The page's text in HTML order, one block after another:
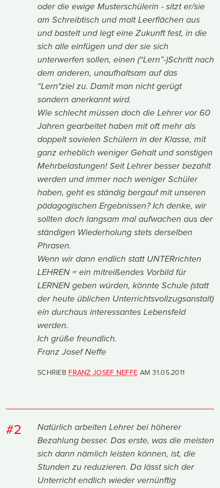
oder die ewige Musterschülerin - sitzt er/sie
am Schreibtisch und malt Leerflächen aus
und bastelt und legt eine Zukunft fest, in die
sich alle einfügen und der sie sich
unterwerfen sollen, einen (“Lern”-)Schritt nach
dem anderen, unaufhaltsam auf das
“Lern"ziel zu. Damit man nicht gerügt
sondern anerkannt wird.
Wie schlecht müssen doch die Lehrer vor 60
Jahren gearbeitet haben mit oft mehr als
doppelt sovielen Schülern in der Klasse, mit
ganz erheblich weniger Gehalt und sonstigen
Mehrbelastungen! Seit Lehrer besser bezahlt
werden und immer noch weniger Schüler
haben, geht es ständig bergauf mit unseren
pädagogischen Ergebnissen? Ich denke, wir
sollten doch langsam mal aufwachen aus der
ständigen Wiederholung stets derselben
Phrasen.
Wenn wir dann endlich statt UNTERrichten
LEHREN = ein mitreißendes Vorbild für
LERNEN geben würden, könnte Schule (statt
der heute üblichen Unterrichtsvollzugsanstalt)
ein durchaus interessantes Lebensfeld
werden.
Ich grüße freundlich.
Franz Josef Neffe
SCHRIEB FRANZ JOSEF NEFFE AM31.05.2011
#2
Natürlich arbeiten Lehrer bei höherer
Bezahlung besser. Das erste, was die meisten
sich dann nämlich leisten können, ist, die
Stunden zu reduzieren. Da lässt sich der
Unterricht endlich wieder vernünftig